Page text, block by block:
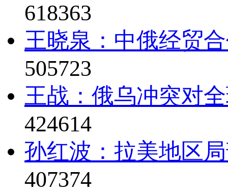
618363
王晓泉：中俄经贸
505723
王战：俄乌冲突对
424614
孙红波：拉美地区
407374